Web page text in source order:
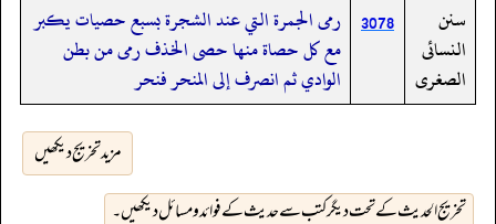
سنن
النسائى
الصغرى
3078 رمى الجمرة التي عند الشجرة بسبع حصيات يكبر
مع كل حصاة منها حصى الخذف رمى من بطن
الوادي ثم انصرف إلى المنحر فنحر
مزید تخریج دیکھیں
تخریج الحدیث کے تحت دیگر کتب سے حدیث کے فوائد و مسائل دیکھیں۔